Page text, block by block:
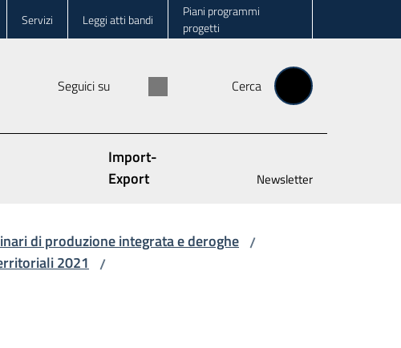
Servizi Leggi atti bandi
Piani programmi
progetti
Seguici su Cerca
Import-
Export
Newsletter
di produzione integrata e deroghe /
2021 /